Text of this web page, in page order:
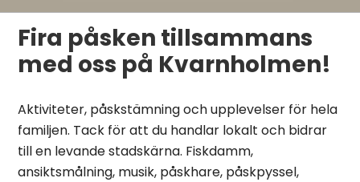
Fira påsken tillsammans
med oss på Kvarnholmen!
Aktiviteter, påskstämning och upplevelser för hela
familjen. Tack för att du handlar lokalt och bidrar
till en levande stadskärna. Fiskdamm,
ansiktsmålning, musik, påskhare, påskpyssel,